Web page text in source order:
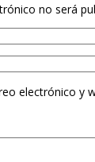
no será
electrónico y